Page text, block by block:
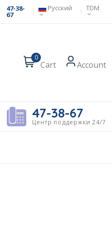
47-38-
67
Русский TDM
0
Cart Account
47-38-67
Центр поддержки 24/7